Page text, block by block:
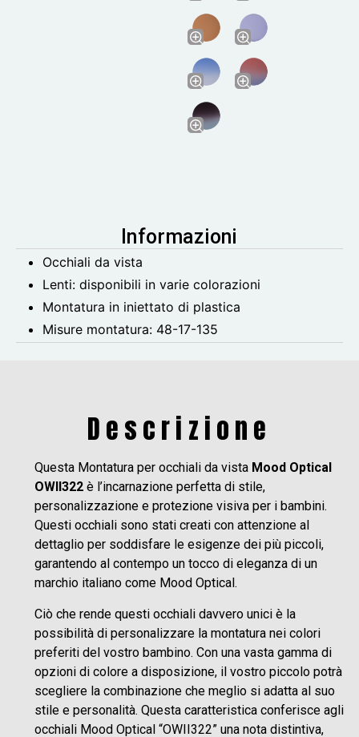
Informazioni
Occhiali da vista
Lenti: disponibili in varie colorazioni
Montatura in iniettato di plastica
Misure montatura: 48-17-135
Descrizione
Questa Montatura per occhiali da vista Mood Optical
OWII322 è l’incarnazione perfetta di stile,
personalizzazione e protezione visiva per i bambini.
Questi occhiali sono stati creati con attenzione al
dettaglio per soddisfare le esigenze dei più piccoli,
garantendo al contempo un tocco di eleganza di un
marchio italiano come Mood Optical.
Ciò che rende questi occhiali davvero unici è la
possibilità di personalizzare la montatura nei colori
preferiti del vostro bambino. Con una vasta gamma di
opzioni di colore a disposizione, il vostro piccolo potrà
scegliere la combinazione che meglio si adatta al suo
stile e personalità. Questa caratteristica conferisce agli
occhiali Mood Optical “OWII322” una nota distintiva,